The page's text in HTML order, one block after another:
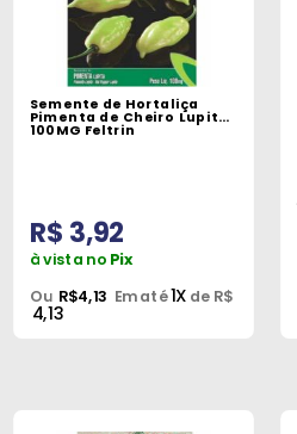
Semente de Hortaliça
Pimenta de Cheiro Lupita
100MG Feltrin
R$ 3,92
à vista no Pix
Ou R$4,13 Em até1X de R$
4,13